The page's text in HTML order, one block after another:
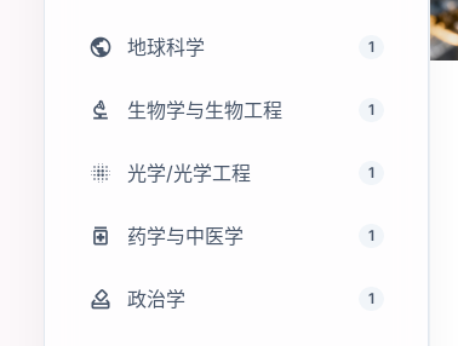
public 地球科学 1
biotech 生物学与生物工程 1
lens_blur 光学/光学工程 1
medication 药学与中医学 1
how_to_vote 政治学 1